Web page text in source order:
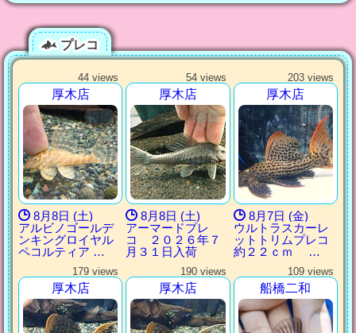
プレコ
44 views
厚木店
8月8日 (土)
アルビノゴールデ
ンキングロイヤル
ペコルティア …
54 views
厚木店
8月8日 (土)
アーマードプレ
コ ２０２６年７
月３１日入荷
203 views
厚木店
8月7日 (金)
ウルトラスカーレ
ットトリムプレコ
約２２ｃｍ …
179 views
厚木店
190 views
厚木店
109 views
船橋二和